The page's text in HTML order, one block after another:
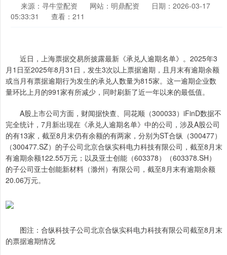
来源：寻牛堂配资 网站：明鼎配资
日期：2026-03-17
05:33:31
查看：211
近日，上海票据交易所披露最新《承兑人逾期名单》。2025年3
月1日至2025年8月31日，发生3次以上票据逾期，且月末有逾期余额
或当月有票据逾期行为发生的承兑人数量为815家。这一逾期企业数
量环比上月的991家有所减少，同时刷新了近一年以来的最低值。
A股上市公司方面，财闻据快查、同花顺（300033）iFinD数据不
完全统计，7月新出现在《承兑人逾期名单》中的公司，涉及A股公司
的有13家，截至8月末仍有余额的有两家，分别为ST合纵（300477）
（300477.SZ）的子公司北京合纵实科电力科技有限公司，截至8月末
有逾期余额122.55万元；以及亚士创能（603378）（603378.SH）
的子公司亚士创能新材料（滁州）有限公司，截至8月末有逾期余额
20.06万元。
图注：合纵科技子公司北京合纵实科电力科技有限公司截至8月末
的票据逾期情况